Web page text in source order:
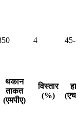
4 45-
थकान
ताकत
(एमपीए)
विस्तार
(%)